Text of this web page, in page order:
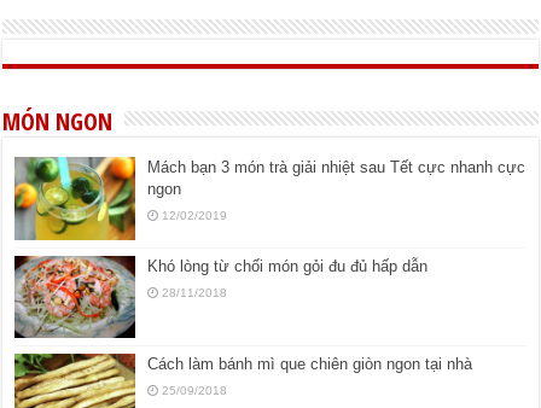
MÓN NGON
Mách bạn 3 món trà giải nhiệt sau Tết cực nhanh cực
ngon
12/02/2019
Khó lòng từ chối món gỏi đu đủ hấp dẫn
28/11/2018
Cách làm bánh mì que chiên giòn ngon tại nhà
25/09/2018